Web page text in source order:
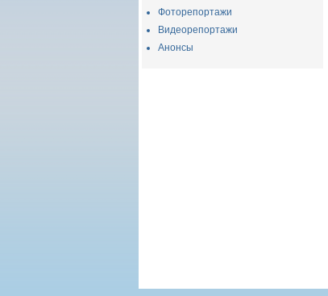
Фоторепортажи
Видеорепортажи
Анонсы